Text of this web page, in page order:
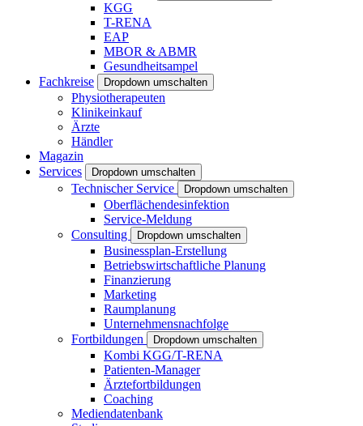
KGG
T-RENA
EAP
MBOR & ABMR
Gesundheitsampel
Fachkreise
Dropdown umschalten
Physiotherapeuten
Klinikeinkauf
Ärzte
Händler
Magazin
Services
Dropdown umschalten
Technischer Service Dropdown umschalten
Oberflächendesinfektion
Service-Meldung
Consulting
Dropdown umschalten
Businessplan-Erstellung
Betriebswirtschaftliche Planung
Finanzierung
Marketing
Raumplanung
Unternehmensnachfolge
Fortbildungen
Dropdown umschalten
Kombi KGG/T-RENA
Patienten-Manager
Ärztefortbildungen
Coaching
Mediendatenbank